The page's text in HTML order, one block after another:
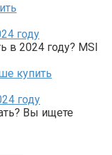
году
в 2024 году? MSI
году
Вы ищете